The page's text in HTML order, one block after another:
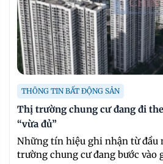
THÔNG TIN BẤT ĐỘNG SẢN
Thị trường chung cư đang đi
“vừa đủ”
Những tín hiệu ghi nhận từ đầu
trường chung cư đang bước vào